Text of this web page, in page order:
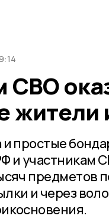
СВО
жители
и простые
и участникам
предметов
и через